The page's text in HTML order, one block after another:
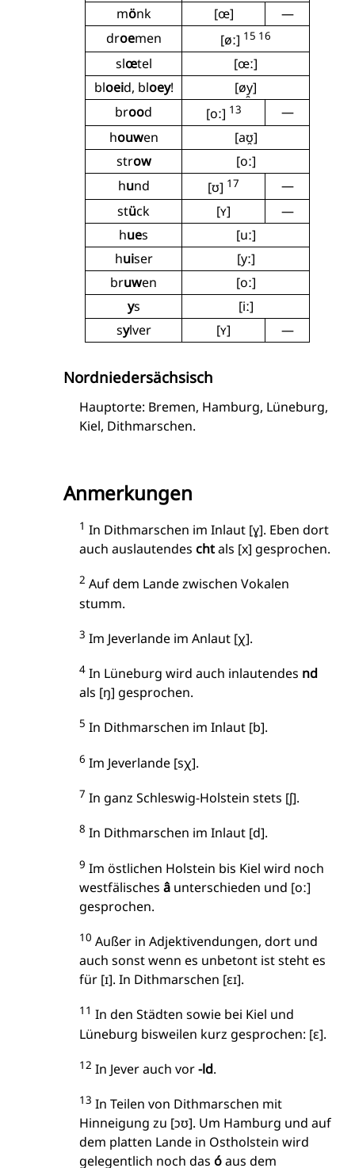
mönk [œ]
—
droemen [øː] 15 16
slœtel
[œː]
bloeid, bloey!
[øy̯]
brood [oː] 13
—
houwen
[aʊ̯]
strow
[oː]
hund [ʊ] 17
—
stück [ʏ]
—
hues
[uː]
huiser
[yː]
bruwen
[oː]
ys
[iː]
sylver [ʏ] —
Nordniedersächsisch
Hauptorte: Bremen, Hamburg, Lüneburg,
Kiel, Dithmarschen.
Anmerkungen
1 In Dithmarschen im Inlaut [ɣ]. Eben dort
auch auslautendes chtals [x] gesprochen.
2 Auf dem Lande zwischen Vokalen
stumm.
3 Im Jeverlande im Anlaut [χ].
4 In Lüneburg wird auch inlautendes nd
als [ŋ] gesprochen.
5 In Dithmarschen im Inlaut [b].
6 Im Jeverlande [sχ].
7 In ganz Schleswig-Holstein stets [ʃ].
8 In Dithmarschen im Inlaut [d].
9 Im östlichen Holstein bis Kiel wird noch
westfälisches â unterschieden und [oː]
gesprochen.
10 Außer in Adjektivendungen, dort und
auch sonst wenn es unbetont ist steht es
für [ɪ]. In Dithmarschen [ɛɪ].
11 In den Städten sowie bei Kiel und
Lüneburg bisweilen kurz gesprochen: [ɛ].
12 In Jever auch vor-ld.
13 In Teilen von Dithmarschen mit
Hinneigung zu [ɔʊ]. Um Hamburg und auf
dem platten Lande in Ostholstein wird
gelegentlich noch das óaus dem